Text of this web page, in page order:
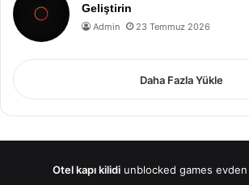
Geliştirin
Admin 23 Temmuz 2026
Daha Fazla Yükle
Otel kapı kilidi unblocked games